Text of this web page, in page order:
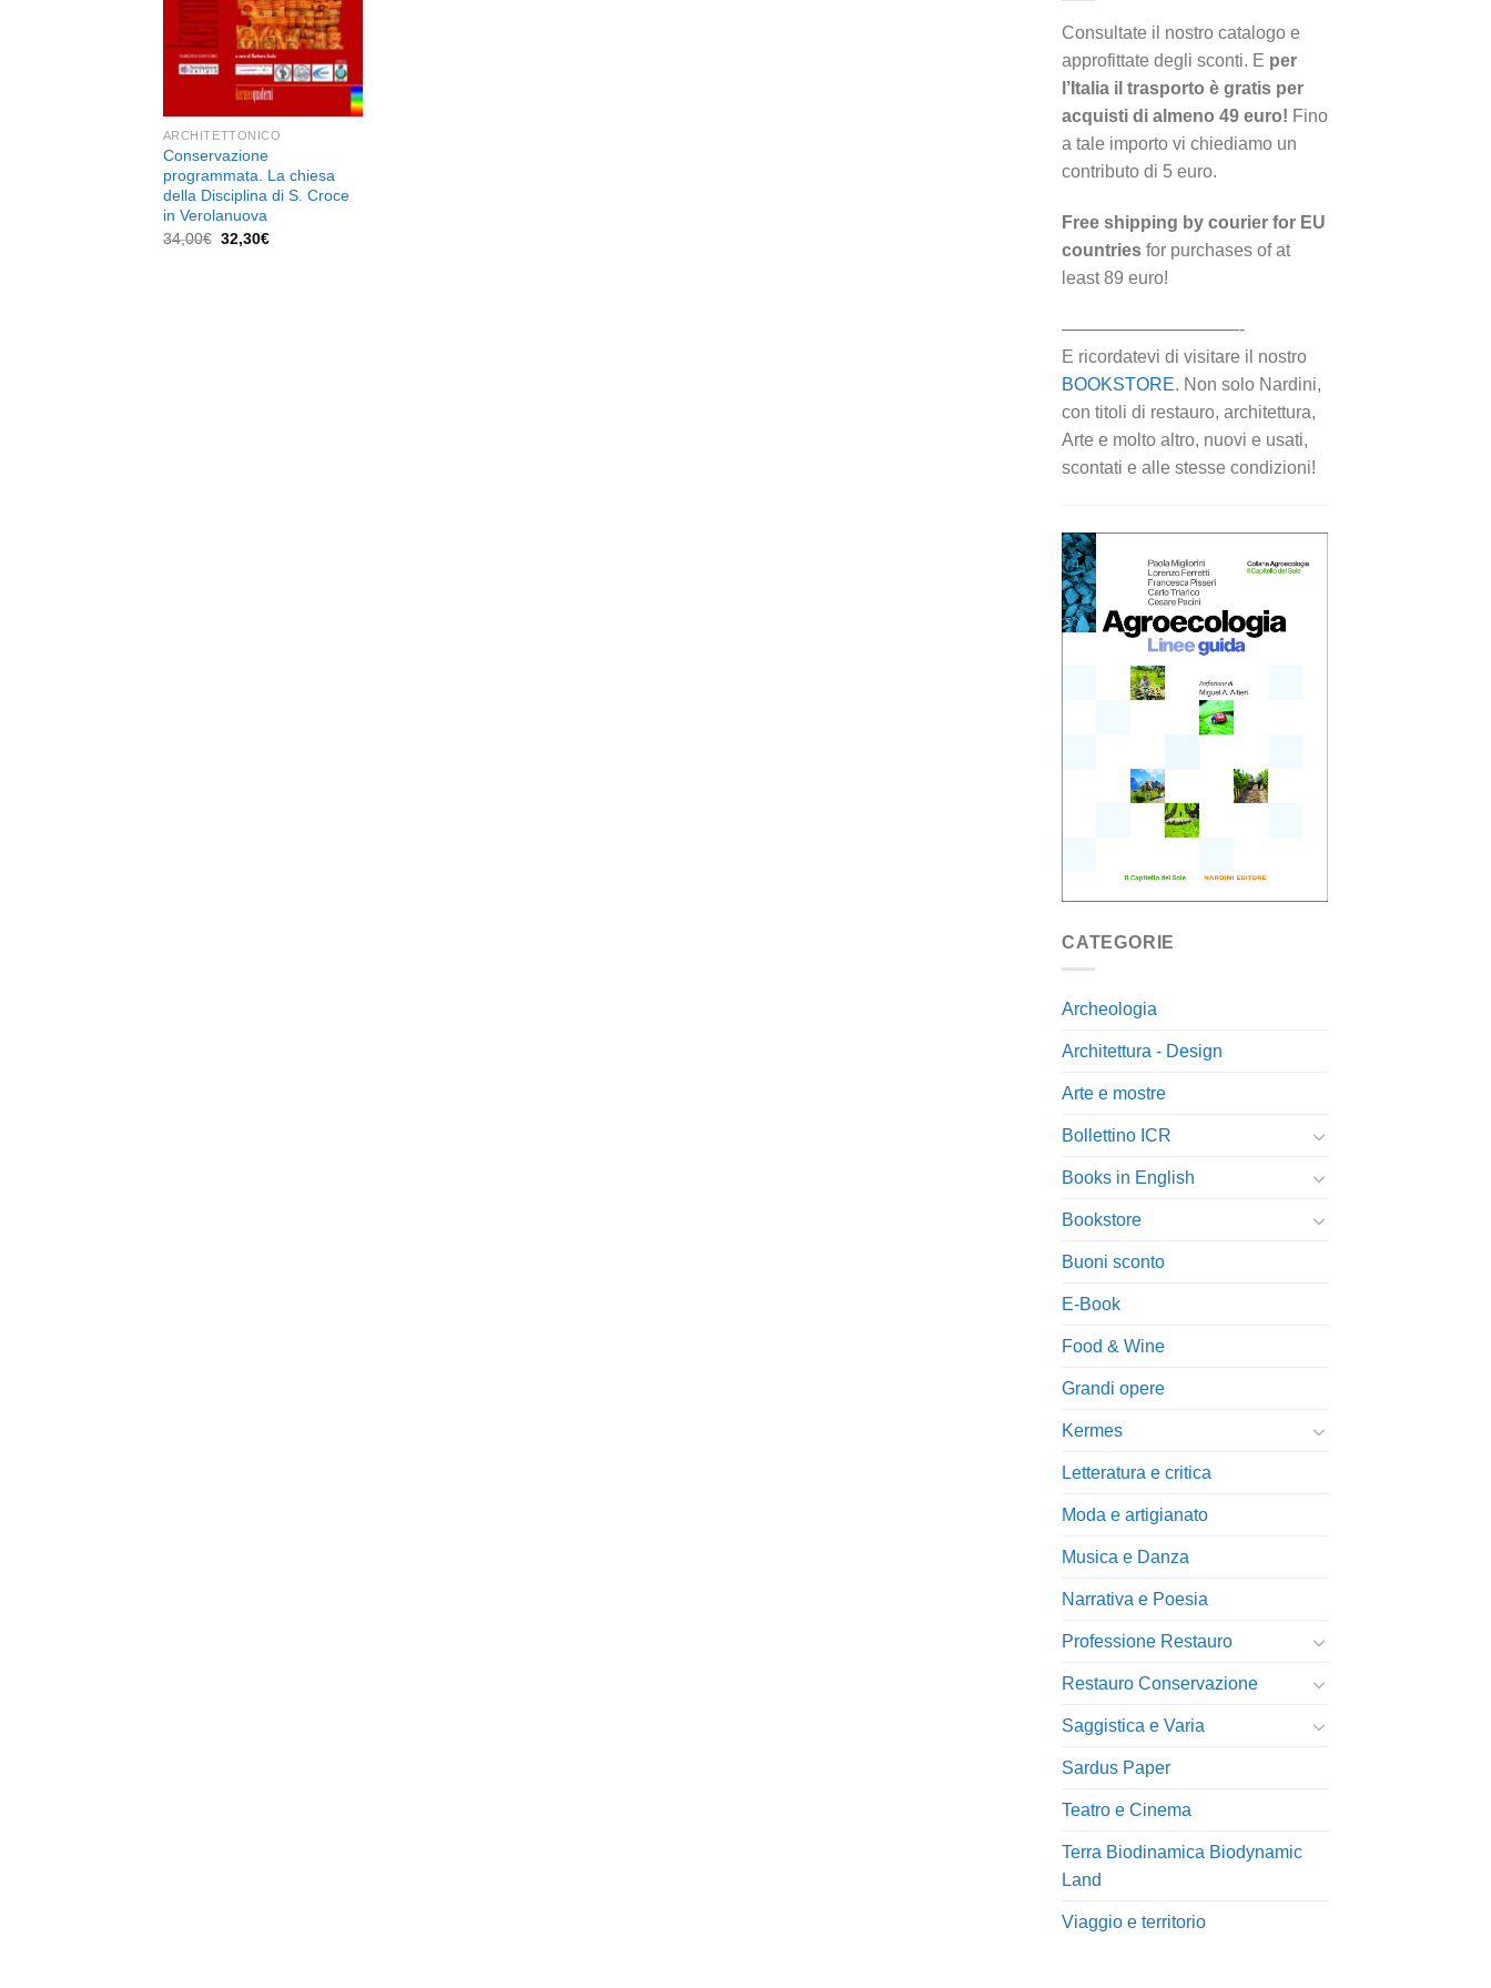
dei
desideri
ARCHITETTONICO
Conservazione
programmata. La chiesa
della Disciplina di S. Croce
in Verolanuova
34,00€ Il
32,30€Il
Consultate il nostro catalogo e
approfittate degli sconti. E per
l’Italia il trasporto è gratis per
acquisti di almeno 49 euro! Fino
a tale importo vi chiediamo un
contributo di 5 euro.
Free shipping by courier for EU
countries for purchases of at
least 89 euro!
——————————-
E ricordatevi di visitare il nostro
BOOKSTORE. Non solo Nardini,
con titoli di restauro, architettura,
Arte e molto altro, nuovi e usati,
scontati e alle stesse condizioni!
CATEGORIE
Archeologia
Architettura - Design
Arte e mostre
Bollettino ICR
Books in English
Bookstore
Buoni sconto
E-Book
Food & Wine
Grandi opere
Kermes
Letteratura e critica
Moda e artigianato
Musica e Danza
Narrativa e Poesia
Professione Restauro
Restauro Conservazione
Saggistica e Varia
Sardus Paper
Teatro e Cinema
Terra Biodinamica Biodynamic
Land
Viaggio e territorio